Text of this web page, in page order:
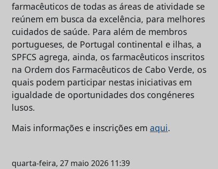
farmacêuticos de todas as áreas de atividade se
reúnem em busca da excelência, para melhores
cuidados de saúde. Para além de membros
portugueses, de Portugal continental e ilhas, a
SPFCS agrega, ainda, os farmacêuticos inscritos
na Ordem dos Farmacêuticos de Cabo Verde, os
quais podem participar nestas iniciativas em
igualdade de oportunidades dos congéneres
lusos.
Mais informações e inscrições em aqui.
quarta-feira, 27 maio 2026 11:39